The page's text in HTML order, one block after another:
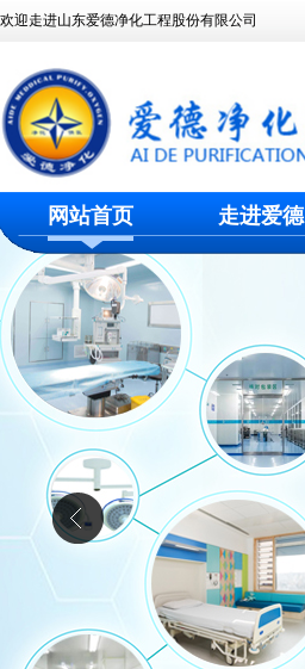
欢迎走进山东爱德净化工程股份有限公司
网站首页 走进爱德